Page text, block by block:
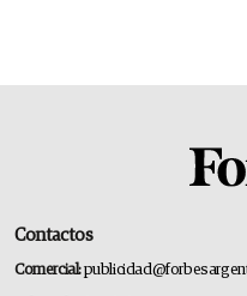
Contactos
Comercial: